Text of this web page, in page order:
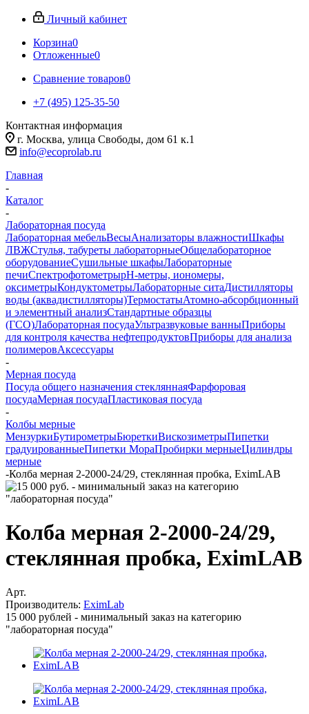
Личный кабинет
Корзина0
Отложенные0
Сравнение товаров0
+7 (495) 125-35-50
Контактная информация
г. Москва, улица Свободы, дом 61 к.1
info@ecoprolab.ru
Главная
-
Каталог
-
Лабораторная посуда
Лабораторная мебельВесыАнализаторы влажностиШкафы
ЛВЖСтулья, табуреты лабораторныеОбщелабораторное
оборудованиеСушильные шкафыЛабораторные
печиСпектрофотометрыpH-метры, иономеры,
оксиметрыКондуктометрыЛабораторные ситаДистилляторы
воды (аквадистилляторы)ТермостатыАтомно-абсорбционный
и элементный анализСтандартные образцы
(ГСО)Лабораторная посудаУльтразвуковые ванныПриборы
для контроля качества нефтепродуктовПриборы для анализа
полимеровАксессуары
-
Мерная посуда
Посуда общего назначения стекляннаяФарфоровая
посудаМерная посудаПластиковая посуда
-
Колбы мерные
МензуркиБутирометрыБюреткиВискозиметрыПипетки
градуированныеПипетки МораПробирки мерныеЦилиндры
мерные
-Колба мерная 2-2000-24/29, стеклянная пробка, EximLAB
Колба мерная 2-2000-24/29,
стеклянная пробка, EximLAB
Арт.
Производитель: EximLab
15 000 рублей - минимальный заказ на категорию
"лабораторная посуда"